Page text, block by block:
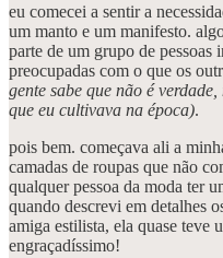
eu comecei a sentir a
um manto e um manifesto.
parte de um grupo de pessoas
preocupadas com o que os
gente sabe que não é
que eu cultivava na época).
pois bem. começava ali a
camadas de roupas que não
qualquer pessoa da moda ter
quando descrevi em detalhes
amiga estilista, ela quase teve
engraçadíssimo!